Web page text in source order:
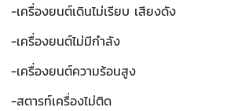
-เครื่องยนต์เดินไม่เรียบ เสียงดัง
-เครื่องยนต์ไม่มีกำลัง
-เครื่องยนต์ความร้อนสูง
-สตารท์เครื่องไม่ติด